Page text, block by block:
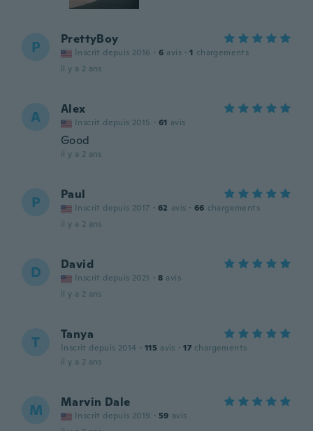
P PrettyBoy
Inscrit depuis 2016 · 6 avis · 1 chargements
il y a 2 ans
A Alex
Inscrit depuis 2015 · 61 avis
Good
il y a 2 ans
P Paul
Inscrit depuis 2017 · 62 avis · 66 chargements
il y a 2 ans
D David
Inscrit depuis 2021 · 8 avis
il y a 2 ans
T Tanya
Inscrit depuis 2014 · 115 avis · 17 chargements
il y a 2 ans
M Marvin Dale
Inscrit depuis 2019 · 59 avis